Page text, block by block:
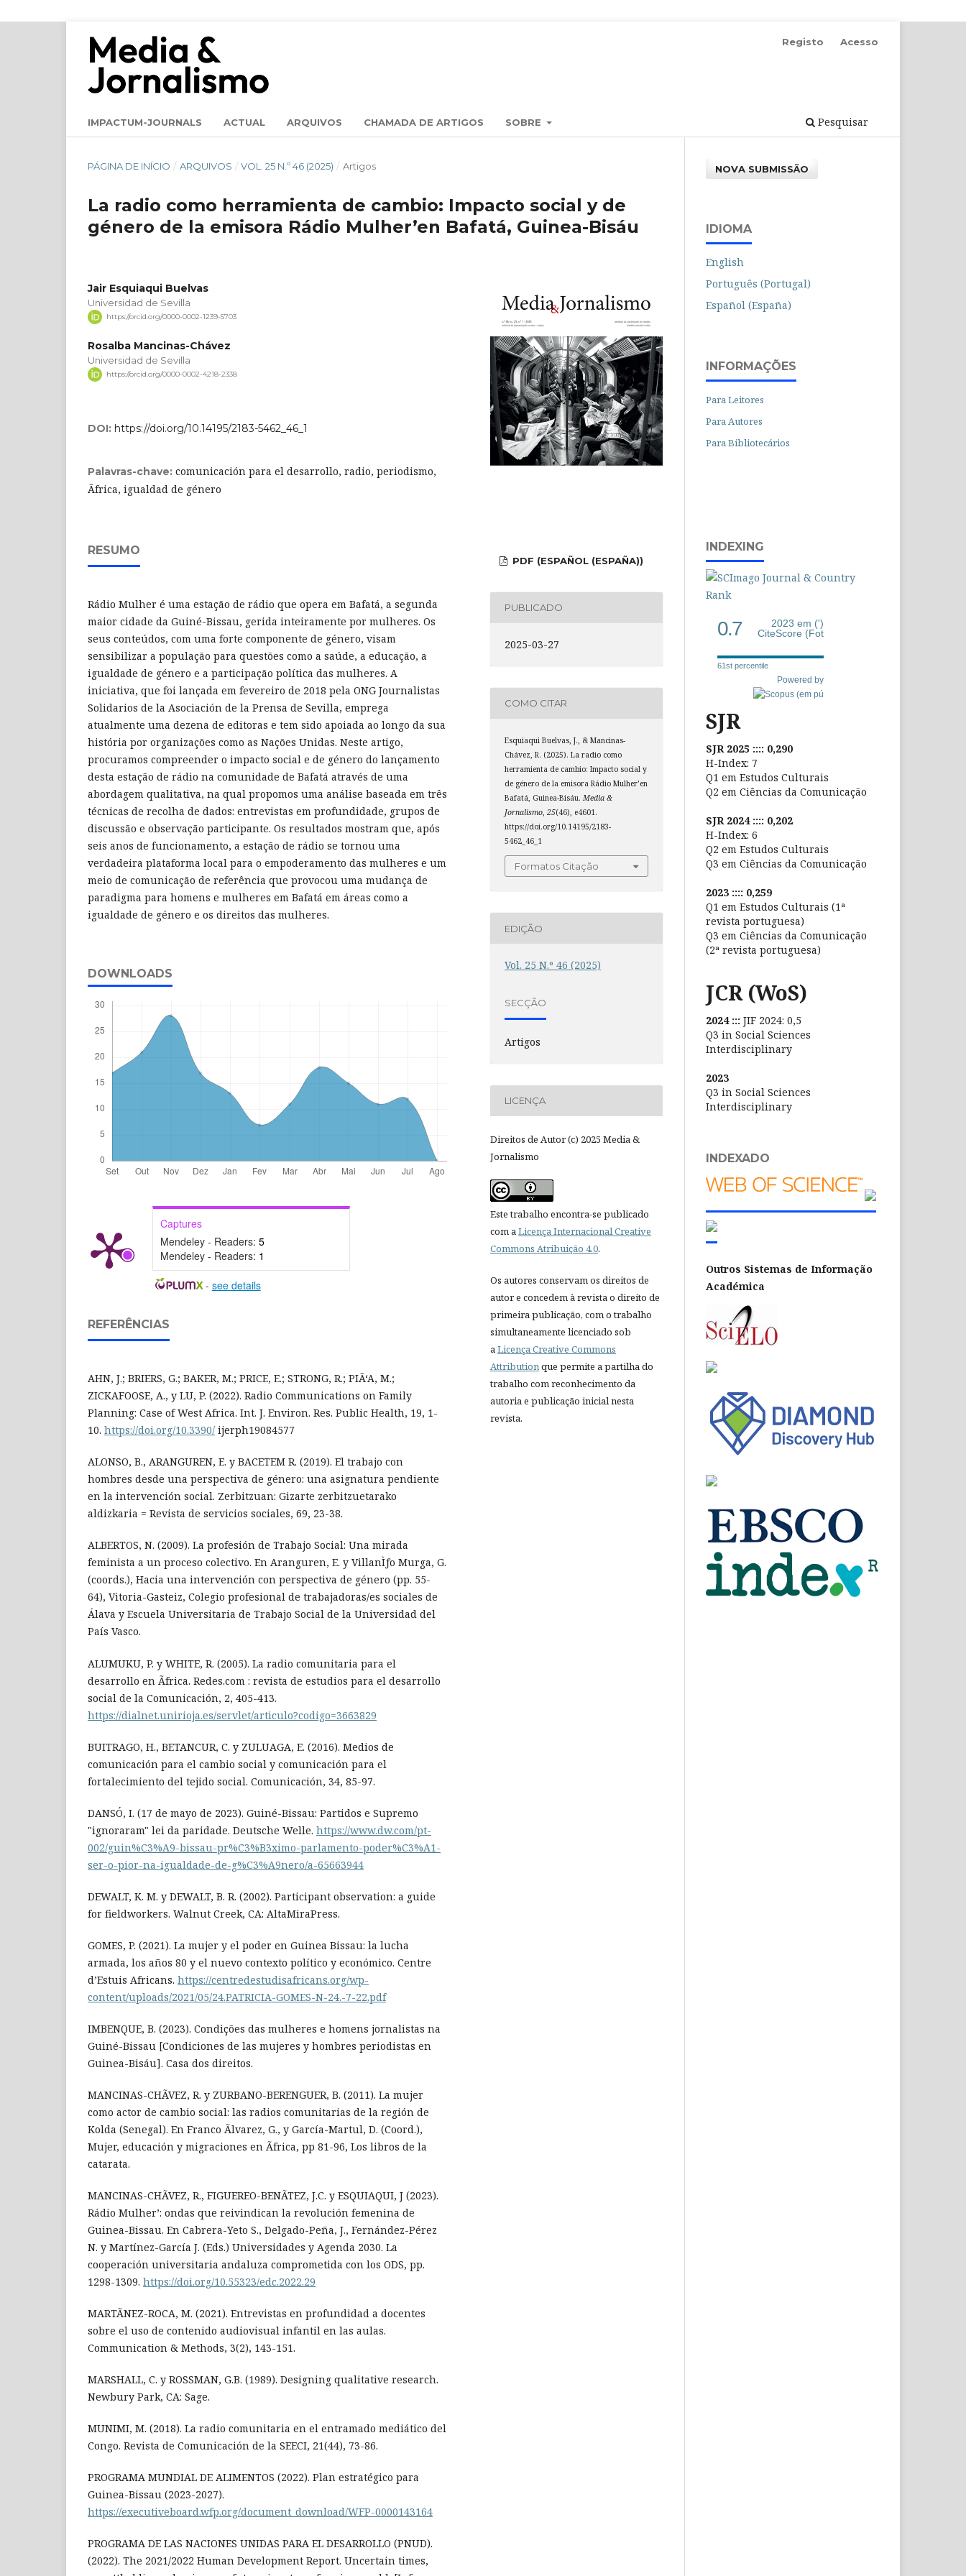
IMPACTUM-JOURNALS ACTUAL ARQUIVOS CHAMADA DE ARTIGOS SOBRE Pesquisar
Registo Acesso
PÁGINA DE INÍCIO / ARQUIVOS / VOL. 25 N.º 46 (2025) / Artigos
La radio como herramienta de cambio: Impacto social y de
género de la emisora Rádio Mulher’en Bafatá, Guinea-Bisáu
Jair Esquiaqui Buelvas
Universidad de Sevilla
https://orcid.org/0000-0002-1239-5703
Rosalba Mancinas-Chávez
Universidad de Sevilla
https://orcid.org/0000-0002-4218-2338
DOI: https://doi.org/10.14195/2183-5462_46_1
Palavras-chave: comunicación para el desarrollo, radio, periodismo,
Ãfrica, igualdad de género
RESUMO
Rádio Mulher é uma estação de rádio que opera em Bafatá, a segunda
maior cidade da Guiné-Bissau, gerida inteiramente por mulheres. Os
seus conteúdos, com uma forte componente de género, visam
sensibilizar a população para questões como a saúde, a educação, a
igualdade de género e a participação política das mulheres. A
iniciativa, que foi lançada em fevereiro de 2018 pela ONG Journalistas
Solidarios de la Asociación de la Prensa de Sevilla, emprega
atualmente uma dezena de editoras e tem sido apoiada ao longo da sua
história por organizações como as Nações Unidas. Neste artigo,
procuramos compreender o impacto social e de género do lançamento
desta estação de rádio na comunidade de Bafatá através de uma
abordagem qualitativa, na qual propomos uma análise baseada em três
técnicas de recolha de dados: entrevistas em profundidade, grupos de
discussão e observação participante. Os resultados mostram que, após
seis anos de funcionamento, a estação de rádio se tornou uma
verdadeira plataforma local para o empoderamento das mulheres e um
meio de comunicação de referência que provocou uma mudança de
paradigma para homens e mulheres em Bafatá em áreas como a
igualdade de género e os direitos das mulheres.
DOWNLOADS
Captures
Mendeley - Readers: 5
Mendeley - Readers: 1
- see details
REFERÊNCIAS
AHN, J.; BRIERS, G.; BAKER, M.; PRICE, E.; STRONG, R.; PIÃ‘A, M.;
ZICKAFOOSE, A., y LU, P. (2022). Radio Communications on Family
Planning: Case of West Africa. Int. J. Environ. Res. Public Health, 19, 1-
10. https://doi.org/10.3390/ ijerph19084577
ALONSO, B., ARANGUREN, E. y BACETEM R. (2019). El trabajo con
hombres desde una perspectiva de género: una asignatura pendiente
en la intervención social. Zerbitzuan: Gizarte zerbitzuetarako
aldizkaria = Revista de servicios sociales, 69, 23-38.
ALBERTOS, N. (2009). La profesión de Trabajo Social: Una mirada
feminista a un proceso colectivo. En Aranguren, E. y VillanÌƒo Murga, G.
(coords.), Hacia una intervención con perspectiva de género (pp. 55-
64), Vitoria-Gasteiz, Colegio profesional de trabajadoras/es sociales de
Álava y Escuela Universitaria de Trabajo Social de la Universidad del
País Vasco.
ALUMUKU, P. y WHITE, R. (2005). La radio comunitaria para el
desarrollo en Ãfrica. Redes.com : revista de estudios para el desarrollo
social de la Comunicación, 2, 405-413.
https://dialnet.unirioja.es/servlet/articulo?codigo=3663829
BUITRAGO, H., BETANCUR, C. y ZULUAGA, E. (2016). Medios de
comunicación para el cambio social y comunicación para el
fortalecimiento del tejido social. Comunicación, 34, 85-97.
DANSÓ, I. (17 de mayo de 2023). Guiné-Bissau: Partidos e Supremo
"ignoraram" lei da paridade. Deutsche Welle. https://www.dw.com/pt-
002/guin%C3%A9-bissau-pr%C3%B3ximo-parlamento-poder%C3%A1-
ser-o-pior-na-igualdade-de-g%C3%A9nero/a-65663944
DEWALT, K. M. y DEWALT, B. R. (2002). Participant observation: a guide
for fieldworkers. Walnut Creek, CA: AltaMiraPress.
GOMES, P. (2021). La mujer y el poder en Guinea Bissau: la lucha
armada, los años 80 y el nuevo contexto político y económico. Centre
d’Estuis Africans. https://centredestudisafricans.org/wp-
content/uploads/2021/05/24.PATRICIA-GOMES-N-24.-7-22.pdf
IMBENQUE, B. (2023). Condições das mulheres e homens jornalistas na
Guiné-Bissau [Condiciones de las mujeres y hombres periodistas en
Guinea-Bisáu]. Casa dos direitos.
MANCINAS-CHÃVEZ, R. y ZURBANO-BERENGUER, B. (2011). La mujer
como actor de cambio social: las radios comunitarias de la región de
Kolda (Senegal). En Franco Ãlvarez, G., y García-Martul, D. (Coord.),
Mujer, educación y migraciones en Ãfrica, pp 81-96, Los libros de la
catarata.
MANCINAS-CHÃVEZ, R., FIGUEREO-BENÃTEZ, J.C. y ESQUIAQUI, J (2023).
Rádio Mulher’: ondas que reivindican la revolución femenina de
Guinea-Bissau. En Cabrera-Yeto S., Delgado-Peña, J., Fernández-Pérez
N. y Martínez-García J. (Eds.) Universidades y Agenda 2030. La
cooperación universitaria andaluza comprometida con los ODS, pp.
1298-1309. https://doi.org/10.55323/edc.2022.29
MARTÃNEZ-ROCA, M. (2021). Entrevistas en profundidad a docentes
sobre el uso de contenido audiovisual infantil en las aulas.
Communication & Methods, 3(2), 143-151.
MARSHALL, C. y ROSSMAN, G.B. (1989). Designing qualitative research.
Newbury Park, CA: Sage.
MUNIMI, M. (2018). La radio comunitaria en el entramado mediático del
Congo. Revista de Comunicación de la SEECI, 21(44), 73-86.
PROGRAMA MUNDIAL DE ALIMENTOS (2022). Plan estratégico para
Guinea-Bissau (2023-2027).
https://executiveboard.wfp.org/document_download/WFP-0000143164
PROGRAMA DE LAS NACIONES UNIDAS PARA EL DESARROLLO (PNUD).
(2022). The 2021/2022 Human Development Report. Uncertain times,
PDF (ESPAÑOL (ESPAÑA))
PUBLICADO
2025-03-27
COMO CITAR
Esquiaqui Buelvas, J., & Mancinas-
Chávez, R. (2025). La radio como
herramienta de cambio: Impacto social y
de género de la emisora Rádio Mulher’en
Bafatá, Guinea-Bisáu.Media &
Jornalismo,25(46), e4601.
https://doi.org/10.14195/2183-
5462_46_1
Formatos Citação
EDIÇÃO
Vol. 25 N.º 46 (2025)
SECÇÃO
Artigos
LICENÇA
Direitos de Autor (c) 2025 Media &
Jornalismo
Este trabalho encontra-se publicado
com a Licença Internacional Creative
Commons Atribuição 4.0.
Os autores conservam os direitos de
autor e concedem à revista o direito de
primeira publicação, com o trabalho
simultaneamente licenciado sob
a Licença Creative Commons
Attribution que permite a partilha do
trabalho com reconhecimento da
autoria e publicação inicial nesta
revista.
NOVA SUBMISSÃO
IDIOMA
English
Português (Portugal)
Español (España)
INFORMAÇÕES
Para Leitores
Para Autores
Para Bibliotecários
INDEXING
0.7
2023 em (')
CiteScore (Fot
61st percentile
Powered by
SJR
SJR 2025 :::: 0,290
H-Index: 7
Q1 em Estudos Culturais
Q2 em Ciências da Comunicação
SJR 2024 :::: 0,202
H-Index: 6
Q2 em Estudos Culturais
Q3 em Ciências da Comunicação
2023 :::: 0,259
Q1 em Estudos Culturais (1ª
revista portuguesa)
Q3 em Ciências da Comunicação
(2ª revista portuguesa)
JCR (WoS)
2024 ::: JIF 2024: 0,5
Q3 in Social Sciences
Interdisciplinary
2023
Q3 in Social Sciences
Interdisciplinary
INDEXADO
Outros Sistemas de Informação
Académica